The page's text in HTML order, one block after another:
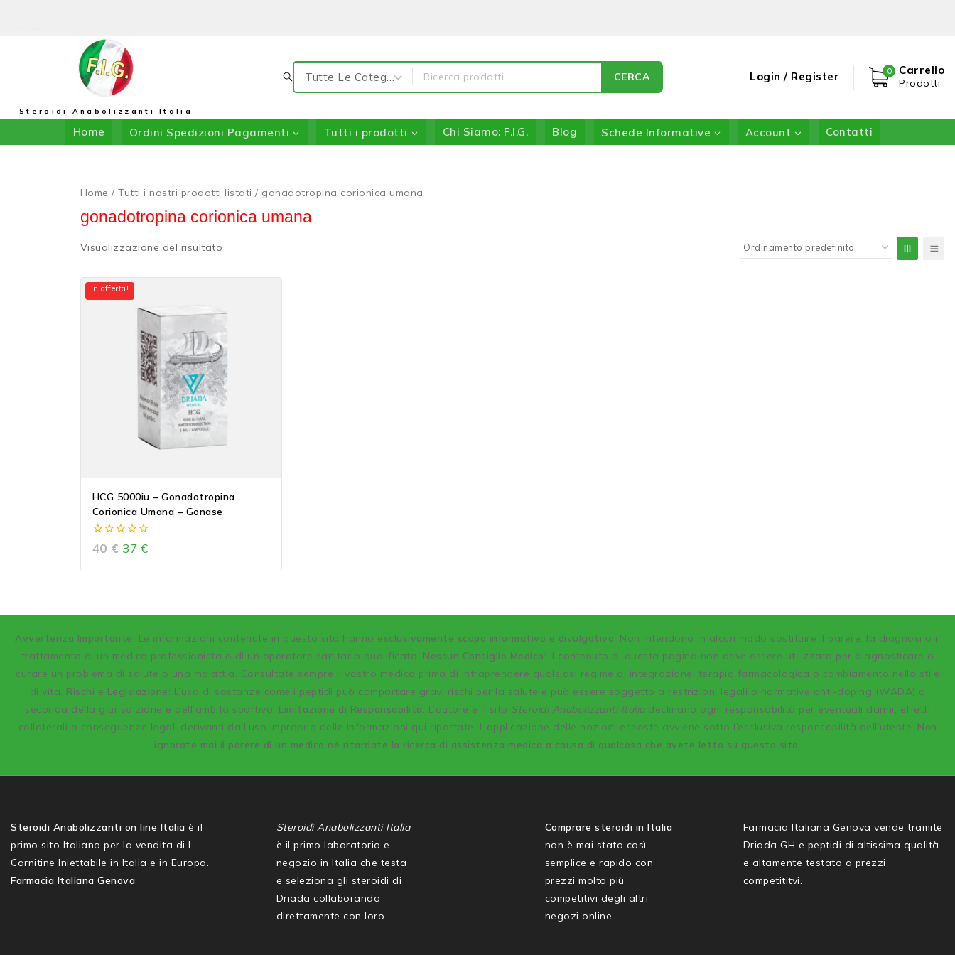
Steroidi Anabolizzanti Italia
CERCA Login / Register 0 Carrello
Prodotti
Home Ordini Spedizioni Pagamenti Tutti i prodotti Chi Siamo: F.I.G. Blog Schede Informative Account Contatti
Home / Tutti i nostri prodotti listati / gonadotropina corionica umana
gonadotropina corionica umana
Visualizzazione del risultato
In offerta!
HCG 5000iu – Gonadotropina
Corionica Umana – Gonase
0
out
40€ 37 €
Avvertenza Importante: Le informazioni contenute in questo sito hanno esclusivamente scopo informativo e divulgativo. Non intendono in alcun modo sostituire il parere, la diagnosi o il
trattamento di un medico professionista o di un operatore sanitario qualificato. Nessun Consiglio Medico: Il contenuto di questa pagina non deve essere utilizzato per diagnosticare o
curare un problema di salute o una malattia. Consultate sempre il vostro medico prima di intraprendere qualsiasi regime di integrazione, terapia farmacologica o cambiamento nello stile
di vita. Rischi e Legislazione: L’uso di sostanze come i peptidi può comportare gravi rischi per la salute e può essere soggetto a restrizioni legali o normative anti-doping (WADA) a
seconda della giurisdizione e dell’ambito sportivo. Limitazione di Responsabilità: L’autore e il sito Steroidi Anabolizzanti Italiadeclinano ogni responsabilità per eventuali danni, effetti
collaterali o conseguenze legali derivanti dall’uso improprio delle informazioni qui riportate. L’applicazione delle nozioni esposte avviene sotto l’esclusiva responsabilità dell’utente. Non
ignorate mai il parere di un medico né ritardate la ricerca di assistenza medica a causa di qualcosa che avete letto su questo sito.
Steroidi Anabolizzanti on line Italia è il
primo sito Italiano per la vendita di L-
Carnitine Iniettabile in Italia e in Europa.
Farmacia Italiana Genova
Steroidi Anabolizzanti Italia
è il primo laboratorio e
negozio in Italia che testa
e seleziona gli steroidi di
Driada collaborando
direttamente con loro.
Comprare steroidi in Italia
non è mai stato così
semplice e rapido con
prezzi molto più
competitivi degli altri
negozi online.
Farmacia Italiana Genova vende tramite
Driada GH e peptidi di altissima qualità
e altamente testato a prezzi
competititvi.